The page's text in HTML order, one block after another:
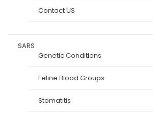
Contact US
SARS
Genetic Conditions
Feline Blood Groups
Stomatitis